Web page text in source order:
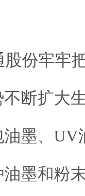
份牢牢
断扩大
墨、
墨和粉